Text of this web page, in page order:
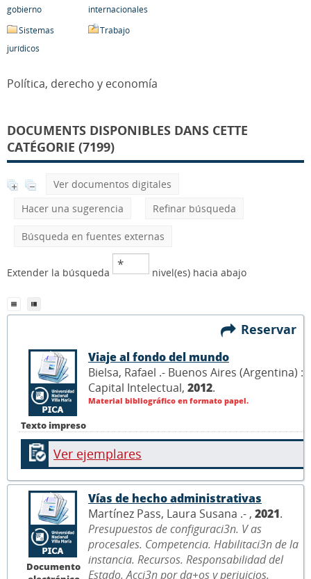
gobierno
internacionales
Sistemas
jurídicos
Trabajo
Política, derecho y economía
DOCUMENTS DISPONIBLES DANS CETTE
CATÉGORIE (7199)
Ver documentos digitales
Hacer una sugerencia
Refinar búsqueda
Búsqueda en fuentes externas
Extender la búsqueda nivel(es) hacia abajo
Reservar
Texto impreso
Viaje al fondo del mundo
Bielsa, Rafael .- Buenos Aires (Argentina) :
Capital Intelectual, 2012.
Material bibliográfico en formato papel.
Ver ejemplares
Documento
Vías de hecho administrativas
Martínez Pass, Laura Susana .- , 2021.
Presupuestos de configuraci3n. V as
procesales. Competencia. Habilitaci3n de la
instancia. Recursos. Responsabilidad del
Estado. Acci3n por da+os y perjuicios.